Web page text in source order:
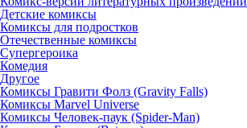
Детские комиксы
Комиксы для подростков
Отечественные комиксы
Супергероика
Комедия
Другое
Комиксы Гравити Фолз (Gravity Falls)
Комиксы Marvel Universe
Комиксы Человек-паук (Spider-Man)